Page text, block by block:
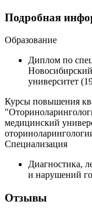
Подробная
Образование
Диплом по
университет
Курсы повышения
медицинский
Специализация
Диагностика,
и нарушений
Отзывы